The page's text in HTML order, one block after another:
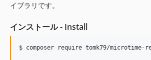
イブラリです。
インストール - Install